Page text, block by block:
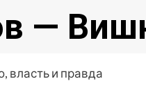
—
власть и правда